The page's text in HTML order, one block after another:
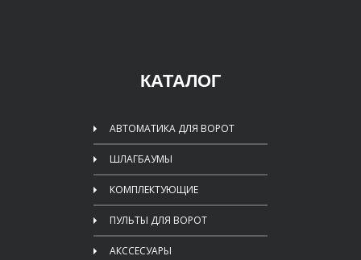
КАТАЛОГ
АВТОМАТИКА ДЛЯ ВОРОТ
ШЛАГБАУМЫ
КОМПЛЕКТУЮЩИЕ
ПУЛЬТЫ ДЛЯ ВОРОТ
АКССЕСУАРЫ